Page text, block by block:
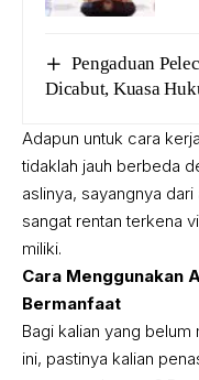
Pengaduan
Dicabut, Kuasa
Adapun untuk cara
tidaklah jauh berbeda
aslinya, sayangnya
sangat rentan terkena
miliki.
Cara Menggunakan
Bermanfaat
Bagi kalian yang
ini, pastinya kalian